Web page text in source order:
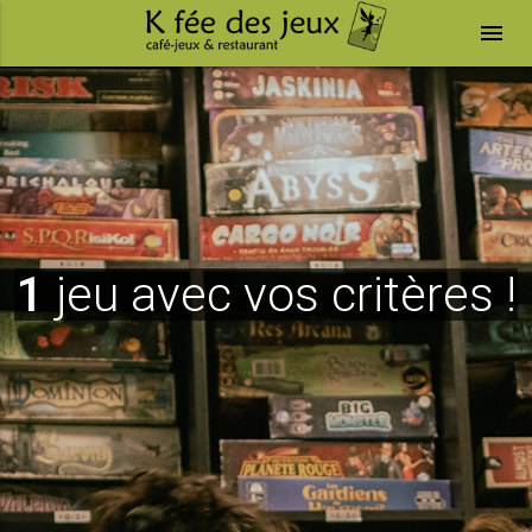
menu
1 jeu avec vos critères !